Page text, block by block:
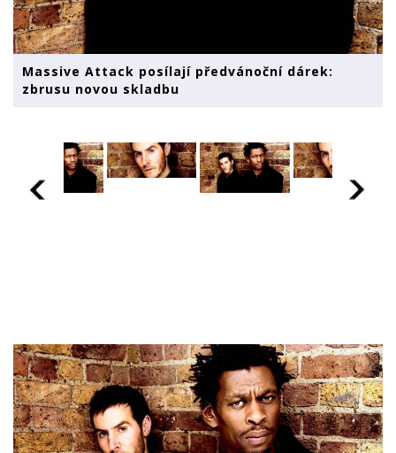
Massive Attack posílají předvánoční dárek:
zbrusu novou skladbu